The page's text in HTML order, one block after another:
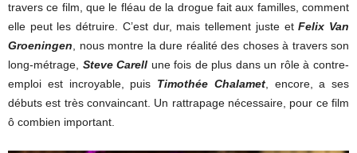
travers ce film, que le fléau de la drogue fait aux familles, comment
elle peut les détruire. C’est dur, mais tellement juste etFelix Van
Groeningen, nous montre la dure réalité des choses à travers son
long-métrage, Steve Carell une fois de plus dans un rôle à contre-
emploi est incroyable, puis Timothée Chalamet, encore, a ses
débuts est très convaincant. Un rattrapage nécessaire, pour ce film
ô combien important.